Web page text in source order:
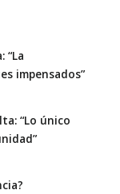
“La
impensados”
“Lo único